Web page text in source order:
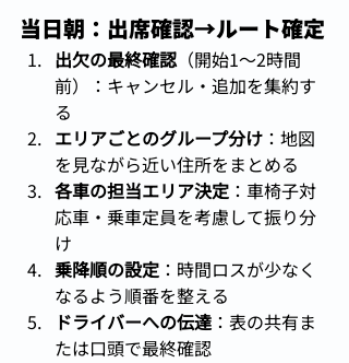
当日朝：出席確認→ルート確定
出欠の最終確認（開始1〜2時間
前）：キャンセル・追加を集約す
る
エリアごとのグループ分け ：地図
を見ながら近い住所をまとめる
各車の担当エリア決定 ：車椅子対
応車・乗車定員を考慮して振り分
け
乗降順の設定 ：時間ロスが少なく
なるよう順番を整える
ドライバーへの伝達 ：表の共有ま
たは口頭で最終確認